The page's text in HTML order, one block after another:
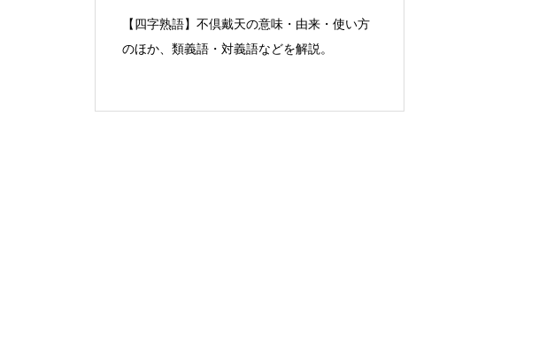
【四字熟語】不倶戴天の意味・由来・使い方
のほか、類義語・対義語などを解説。